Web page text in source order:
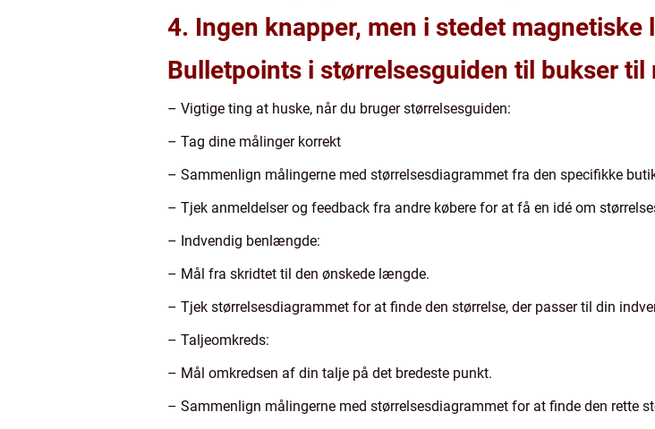
4. Ingen knapper, men i stedet
Bulletpoints i størrelsesguiden til bukser
– Vigtige ting at huske, når du bruger størrelsesguiden:
– Tag dine målinger korrekt
– Sammenlign målingerne med størrelsesdiagrammet fra den specifikke
– Tjek anmeldelser og feedback fra andre købere for at få en idé om
– Indvendig benlængde:
– Mål fra skridtet til den ønskede længde.
– Tjek størrelsesdiagrammet for at finde den størrelse, der passer til din
– Taljeomkreds:
– Mål omkredsen af din talje på det bredeste punkt.
– Sammenlign målingerne med størrelsesdiagrammet for at finde den rette